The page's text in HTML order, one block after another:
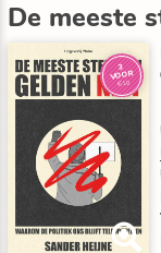
De meeste
3
VOOR
€10